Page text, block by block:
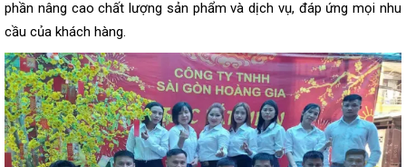
phần nâng cao chất lượng sản phẩm và dịch vụ, đáp ứng mọi nhu
cầu của khách hàng.